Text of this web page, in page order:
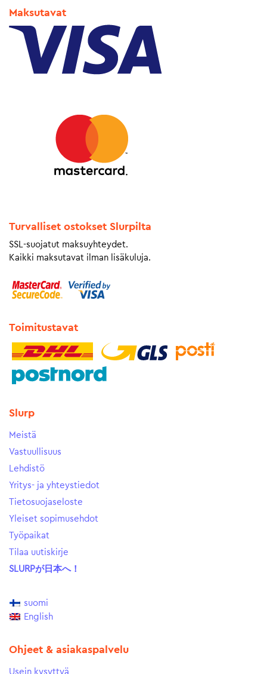
Maksutavat
Turvalliset ostokset Slurpilta
SSL-suojatut maksuyhteydet.
Kaikki maksutavat ilman lisäkuluja.
Toimitustavat
Slurp
Meistä
Vastuullisuus
Lehdistö
Yritys- ja yhteystiedot
Tietosuojaseloste
Yleiset sopimusehdot
Työpaikat
Tilaa uutiskirje
SLURPが日本へ！
suomi
English
Ohjeet & asiakaspalvelu
Usein kysyttyä